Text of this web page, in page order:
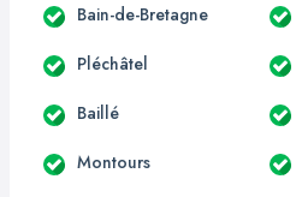
Bain-de-Bretagne
Pléchâtel
Baillé
Montours